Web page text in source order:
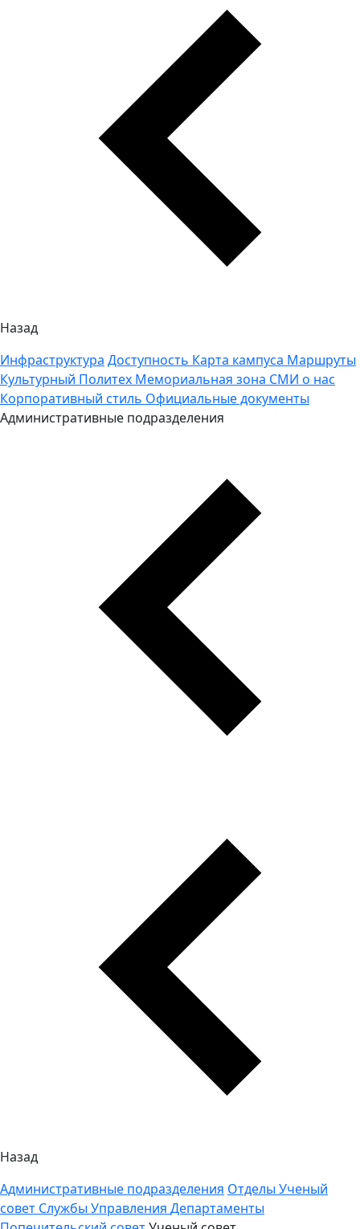
Назад
Инфраструктура Доступность Карта кампуса Маршруты
Культурный Политех Мемориальная зона СМИ о нас
Корпоративный стиль Официальные документы
Административные подразделения
Назад
Административные подразделения Отделы Ученый
совет Службы Управления Департаменты